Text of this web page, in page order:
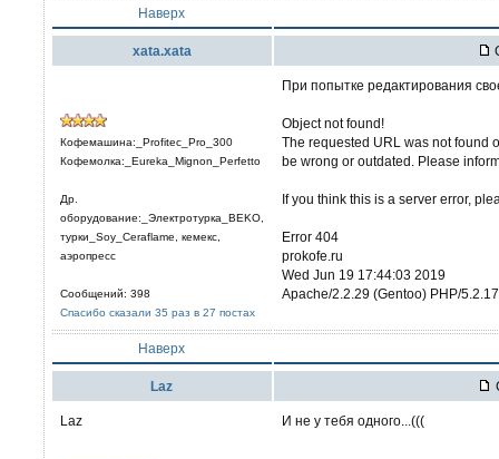
Наверх
xata.xata
Кофемашина:_Profitec_Pro_300
Кофемолка:_Eureka_Mignon_Perfetto
Др.
оборудование:_Электротурка_BEKO,
турки_Soy_Ceraflame, кемекс,
аэропресс
Сообщений: 398
Спасибо сказали 35 раз в 27 постах
При попытке редактирования
Object not found!
The requested URL was not found
be wrong or outdated. Please
If you think this is a server error,
Error 404
prokofe.ru
Wed Jun 19 17:44:03 2019
Apache/2.2.29 (Gentoo) PHP/
Наверх
Laz
Laz И не у тебя одного...(((